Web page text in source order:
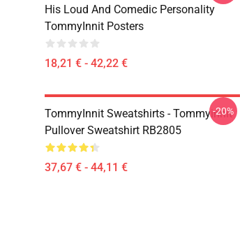
His Loud And Comedic Personality
TommyInnit Posters
18,21 € - 42,22 €
TommyInnit Sweatshirts - Tommyinnit
Pullover Sweatshirt RB2805
37,67 € - 44,11 €
-20%